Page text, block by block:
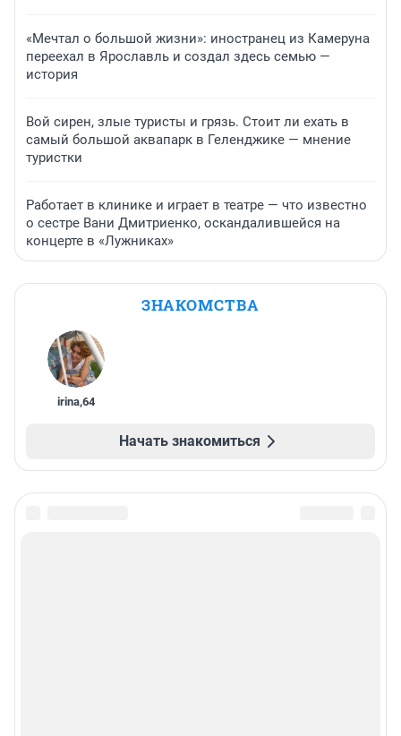
«Мечтал о большой жизни»: иностранец из Камеруна
переехал в Ярославль и создал здесь семью —
история
Вой сирен, злые туристы и грязь. Стоит ли ехать в
самый большой аквапарк в Геленджике — мнение
туристки
Работает в клинике и играет в театре — что известно
о сестре Вани Дмитриенко, оскандалившейся на
концерте в «Лужниках»
ЗНАКОМСТВА
irina,64
Начать знакомиться